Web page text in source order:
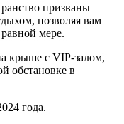
призваны
позволяя вам
мере.
крыше с VIP-залом,
обстановке в
года.